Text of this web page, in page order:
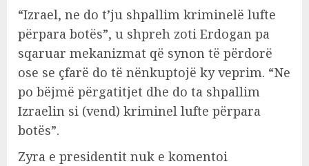
“Izrael, ne do t’ju shpallim kriminelë lufte
përpara botës”, u shpreh zoti Erdogan pa
sqaruar mekanizmat që synon të përdorë
ose se çfarë do të nënkuptojë ky veprim. “Ne
po bëjmë përgatitjet dhe do ta shpallim
Izraelin si (vend) kriminel lufte përpara
botës”.
Zyra e presidentit nuk e komentoi